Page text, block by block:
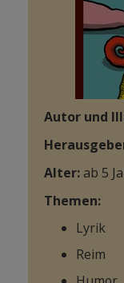
Autor und
Alter: ab 5
Themen:
Lyrik
Reim